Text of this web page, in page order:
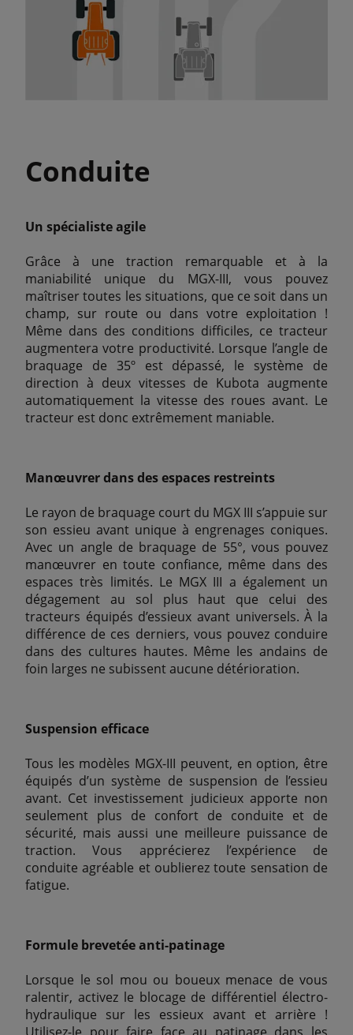
Conduite
Un spécialiste agile
Grâce à une traction remarquable et à la
maniabilité unique du MGX-III, vous pouvez
maîtriser toutes les situations, que ce soit dans un
champ, sur route ou dans votre exploitation !
Même dans des conditions difficiles, ce tracteur
augmentera votre productivité. Lorsque l’angle de
braquage de 35º est dépassé, le système de
direction à deux vitesses de Kubota augmente
automatiquement la vitesse des roues avant. Le
tracteur est donc extrêmement maniable.
Manœuvrer dans des espaces restreints
Le rayon de braquage court du MGX III s’appuie sur
son essieu avant unique à engrenages coniques.
Avec un angle de braquage de 55°, vous pouvez
manœuvrer en toute confiance, même dans des
espaces très limités. Le MGX III a également un
dégagement au sol plus haut que celui des
tracteurs équipés d’essieux avant universels. À la
différence de ces derniers, vous pouvez conduire
dans des cultures hautes. Même les andains de
foin larges ne subissent aucune détérioration.
Suspension efficace
Tous les modèles MGX-III peuvent, en option, être
équipés d’un système de suspension de l’essieu
avant. Cet investissement judicieux apporte non
seulement plus de confort de conduite et de
sécurité, mais aussi une meilleure puissance de
traction. Vous apprécierez l’expérience de
conduite agréable et oublierez toute sensation de
fatigue.
Formule brevetée anti-patinage
Lorsque le sol mou ou boueux menace de vous
ralentir, activez le blocage de différentiel électro-
hydraulique sur les essieux avant et arrière !
Utilisez-le pour faire face au patinage dans les